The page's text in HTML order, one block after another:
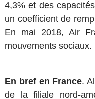
4,3% et des
un coefficient de
En mai 2018, Air
mouvements sociaux.
En bref en France.
de la filiale nord-